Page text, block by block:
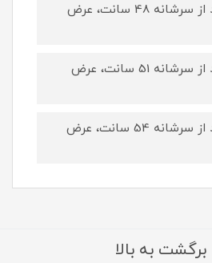
سایز 5-6 سال : قد از سرشانه 48 سانت، عرض
سایز 7-8 سال : قد از سرشانه 51 سانت، عرض
سایز 9-10 سال : قد از سرشانه 54 سانت، عرض
برگشت به بالا